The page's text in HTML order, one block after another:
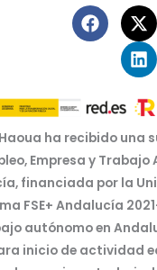
F
a
c
o
o
k
X
-
t
w
i
t
t
e
r
L
i
n
k
e
d
i
n
ha recibido una
Empresa y
financiada por la
FSE+ Andalucía
autónomo en
inicio de actividad